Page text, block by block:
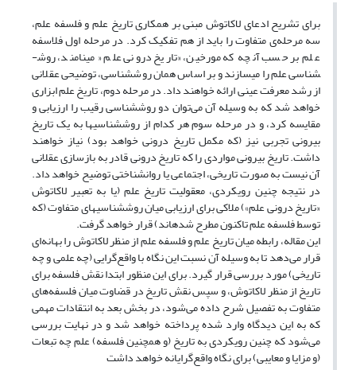
برای تشریح ادعای لاکاتوش مبنی بر همکاری تاریخ علم و فلسفه علم،
سه مرحله‌ی متفاوت را باید از هم تفکیک کرد. در مرحله اول فلاسفه
علم بر حسب آنچه که مورخین، «تاریخ درونی علم« می­نامند، روش­
شناسی علم را می­سازند و بر اساس همان روش­شناسی، توضیحی عقلانی
از رشد معرفت عینی ارائه خواهند داد. در مرحله دوم، تاریخ علم ابزاری
خواهد شد که به وسیله‌ آن می‌توان دو روش­شناسی رقیب را ارزیابی و
مقایسه کرد، و در مرحله سوم هر کدام از روش­شناسی­ها به یک تاریخ
بیرونی تجربی نیز (که مکمل تاریخ درونی خواهد بود) نیاز خواهند
داشت. تاریخ بیرونی مواردی را که تاریخ درونی قادر به بازسازی عقلانی
آن نیست به صورت تاریخی، اجتماعی یا روان­شناختی توضیح خواهد داد.
در نتیجه چنین رویکردی، معقولیت تاریخ علم (یا به تعبیر لاکاتوش
«تاریخ درونی علم») ملاکی برای ارزیابی میان روش­شناسی­های متفاوت (که
توسط فلسفه علم تاکنون مطرح شده­اند) قرار خواهد گرفت.
این مقاله، رابطه‌ میان تاریخ علم و فلسفه‌ علم از منظر لاکاتوش را بهانه‌ای
قرار می‌دهد تا به وسیله‌ آن نسبت این نگاه با واقع‌گرایی (چه علمی و چه
تاریخی) مورد بررسی قرار گیرد. برای این منظور ابتدا نقش فلسفه برای
تاریخ از منظر لاکاتوش، و سپس نقش تاریخ در قضاوت میان فلسفه‌های
متفاوت به تفصیل شرح داده می‌شود، در بخش بعد به انتقادات مهمی
که به این دیدگاه وارد شده پرداخته خواهد شد و در نهایت بررسی
می‌شود که چنین رویکردی به تاریخ (و همچنین فلسفه) علم چه تبعات
(و مزایا و معایبی) برای نگاه واقع‌گرایانه خواهد داشت